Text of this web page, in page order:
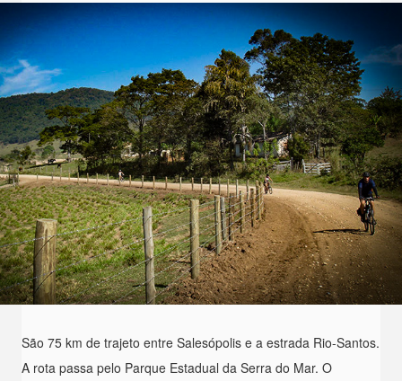
São 75 km de trajeto entre Salesópolis e a estrada Rio-Santos.
A rota passa pelo Parque Estadual da Serra do Mar. O